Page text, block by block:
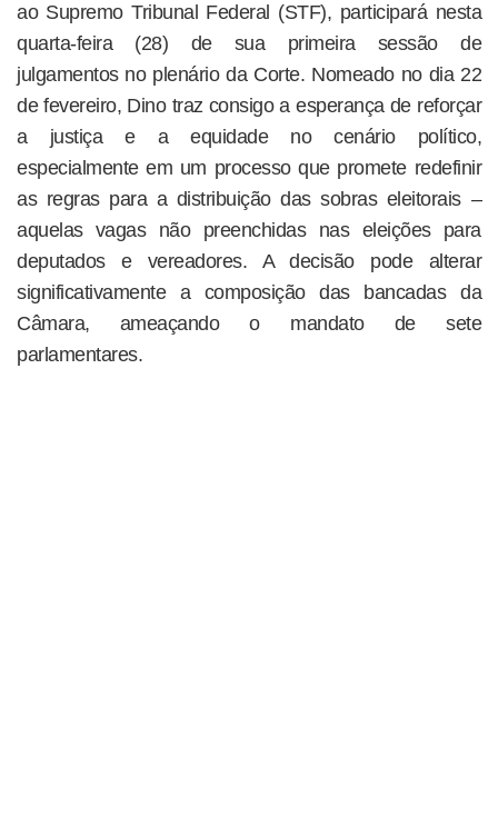
ao Supremo Tribunal Federal (STF), participará nesta
quarta-feira (28) de sua primeira sessão de
julgamentos no plenário da Corte. Nomeado no dia 22
de fevereiro, Dino traz consigo a esperança de reforçar
a justiça e a equidade no cenário político,
especialmente em um processo que promete redefinir
as regras para a distribuição das sobras eleitorais –
aquelas vagas não preenchidas nas eleições para
deputados e vereadores. A decisão pode alterar
significativamente a composição das bancadas da
Câmara, ameaçando o mandato de sete
parlamentares.